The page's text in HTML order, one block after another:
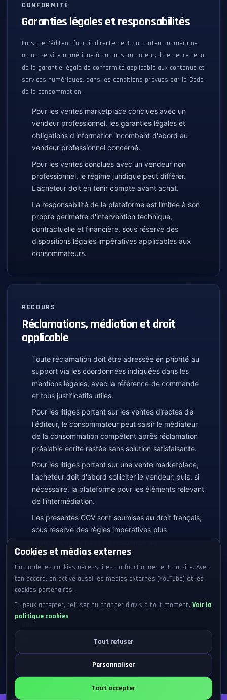
Cookies et médias externes
On garde les cookies nécessaires au fonctionnement du site. Avec
ton accord, on active aussi les médias externes (YouTube) et les
cookies partenaires.
Tu peux accepter, refuser ou changer d'avis à tout moment. Voir la
politique cookies
Tout refuser
Personnaliser
Tout accepter
CONFORMITÉ
Garanties légales et responsabilités
Lorsque l'éditeur fournit directement un contenu numérique
ou un service numérique à un consommateur, il demeure tenu
de la garantie légale de conformité applicable aux contenus et
services numériques, dans les conditions prévues par le Code
de la consommation.
Pour les ventes marketplace conclues avec un
vendeur professionnel, les garanties légales et
obligations d'information incombent d'abord au
vendeur professionnel concerné.
Pour les ventes conclues avec un vendeur non
professionnel, le régime juridique peut différer.
L'acheteur doit en tenir compte avant achat.
La responsabilité de la plateforme est limitée à son
propre périmètre d'intervention technique,
contractuelle et financière, sous réserve des
dispositions légales impératives applicables aux
consommateurs.
RECOURS
Réclamations, médiation et droit
applicable
Toute réclamation doit être adressée en priorité au
support via les coordonnées indiquées dans les
mentions légales, avec la référence de commande
et tous justificatifs utiles.
Pour les litiges portant sur les ventes directes de
l'éditeur, le consommateur peut saisir le médiateur
de la consommation compétent après réclamation
préalable écrite restée sans solution satisfaisante.
Pour les litiges portant sur une vente marketplace,
l'acheteur doit d'abord solliciter le vendeur, puis, si
nécessaire, la plateforme pour les éléments relevant
de l'intermédiation.
Les présentes CGV sont soumises au droit français,
sous réserve des règles impératives plus
consommateur.
Médiateur
NC